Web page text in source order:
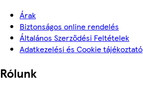
Árak
Biztonságos online rendelés
Általános Szerződési Feltételek
Adatkezelési és Cookie tájékoztató
Rólunk